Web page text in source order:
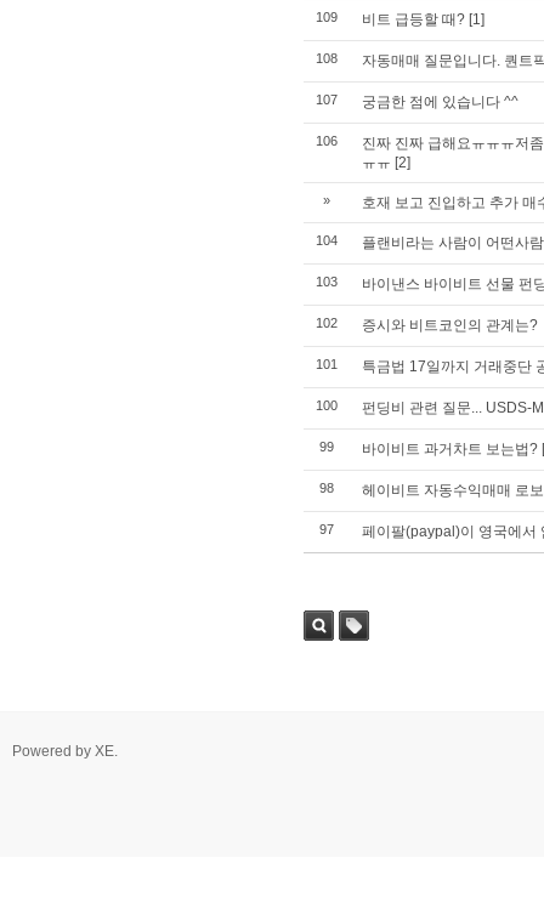
109 비트 급등할 때? [1]
108 자동매매 질문입니다. 퀀트
107 궁금한 점에 있습니다 ^^
106
진짜 진짜 급해요ㅠㅠㅠ저
ㅠㅠ [2]
» 호재 보고 진입하고 추가 매
104 플랜비라는 사람이 어떤사
103 바이낸스 바이비트 선물 펀
102 증시와 비트코인의 관계는?
101 특금법 17일까지 거래중단
100 펀딩비 관련 질문... USDS-
99 바이비트 과거차트 보는법?
98 헤이비트 자동수익매매 로
97 페이팔(paypal)이 영국에서
Powered by XE